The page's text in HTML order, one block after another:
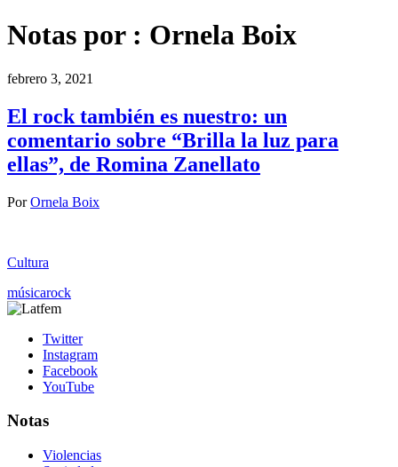
Notas por : Ornela Boix
febrero 3, 2021
El rock también es nuestro: un
comentario sobre “Brilla la luz para
ellas”, de Romina Zanellato
PorOrnela Boix
Cultura
músicarock
Twitter
Instagram
Facebook
YouTube
Notas
Violencias